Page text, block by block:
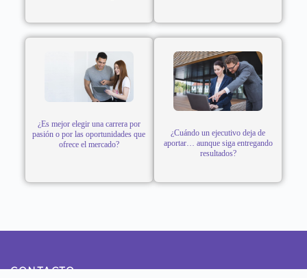
¿Es mejor elegir una carrera por
pasión o por las oportunidades que
ofrece el mercado?
¿Cuándo un ejecutivo deja de
aportar… aunque siga entregando
resultados?
CONTACTO